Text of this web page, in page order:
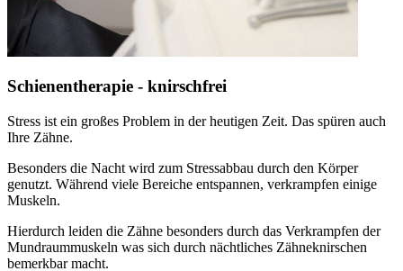
Schienentherapie - knirschfrei
Stress ist ein großes Problem in der heutigen Zeit. Das spüren auch
Ihre Zähne.
Besonders die Nacht wird zum Stressabbau durch den Körper
genutzt. Während viele Bereiche entspannen, verkrampfen einige
Muskeln.
Hierdurch leiden die Zähne besonders durch das Verkrampfen der
Mundraummuskeln was sich durch nächtliches Zähneknirschen
bemerkbar macht.